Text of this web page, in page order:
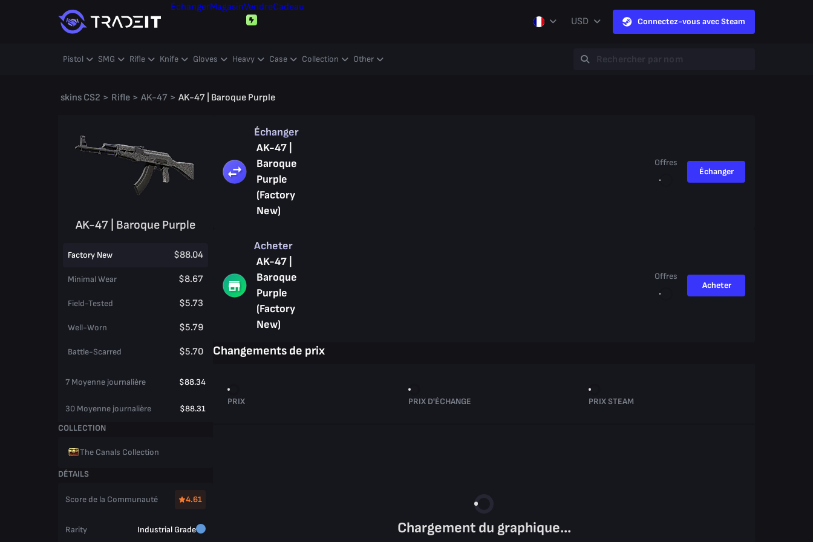
ÉchangerMagasinVendreCadeau
USD
Connectez-vous avec Steam
Pistol SMG Rifle Knife Gloves Heavy Case Collection Other
skins CS2 > Rifle > AK-47 > AK-47 | Baroque Purple
AK-47 | Baroque Purple
Factory New $88.04
Minimal Wear $8.67
Field-Tested $5.73
Well-Worn $5.79
Battle-Scarred $5.70
7 Moyenne journalière $88.34
30 Moyenne journalière
$88.31
COLLECTION
The Canals Collection
DÉTAILS
Score de la Communauté 4.61
Rarity Industrial Grade
Échanger
AK-47 |
Baroque
Purple
(Factory
New)
Offres
Échanger
Acheter
AK-47 |
Baroque
Purple
(Factory
New)
Offres
Acheter
Changements de prix
PRIX PRIX D'ÉCHANGE PRIX STEAM
Chargement du graphique...